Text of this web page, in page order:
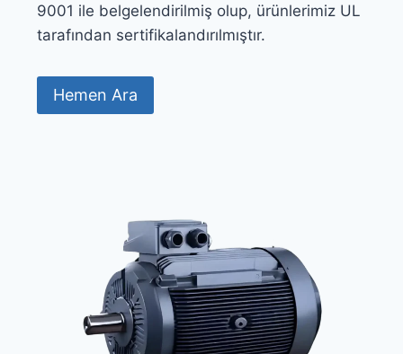
9001 ile belgelendirilmiş olup, ürünlerimiz UL
tarafından sertifikalandırılmıştır.
Hemen Ara